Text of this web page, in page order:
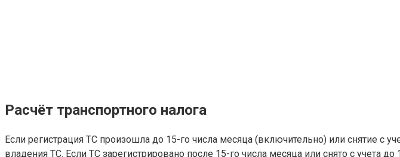
Расчёт транспортного налога
Если регистрация ТС произошла до 15-го числа месяца (включительно) или снятие с
владения ТС. Если ТС зарегистрировано после 15-го числа месяца или снято с учета